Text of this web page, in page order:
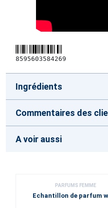
8595603584269
Ingrédients
Commentaires des
A voir aussi
PARFUMS FEMME
Echantillon de parfum